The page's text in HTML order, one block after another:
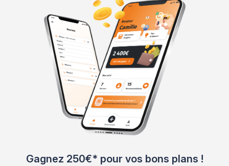
Gagnez 250€* pour vos bons plans !